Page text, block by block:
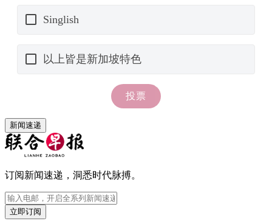
新闻速递
订阅新闻速递，洞悉时代脉搏。
立即订阅